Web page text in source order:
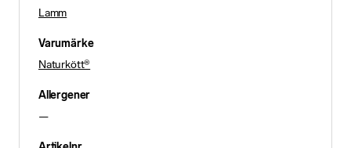
Lamm
Varumärke
Naturkött®
Allergener
—